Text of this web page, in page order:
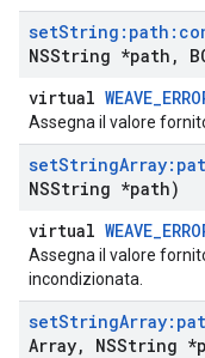
set
NSString *path ,
virtual
Assegna il valore
setString
NSString *path)
virtual
Assegna il valore
incondizionata.
setString
Array, NSString